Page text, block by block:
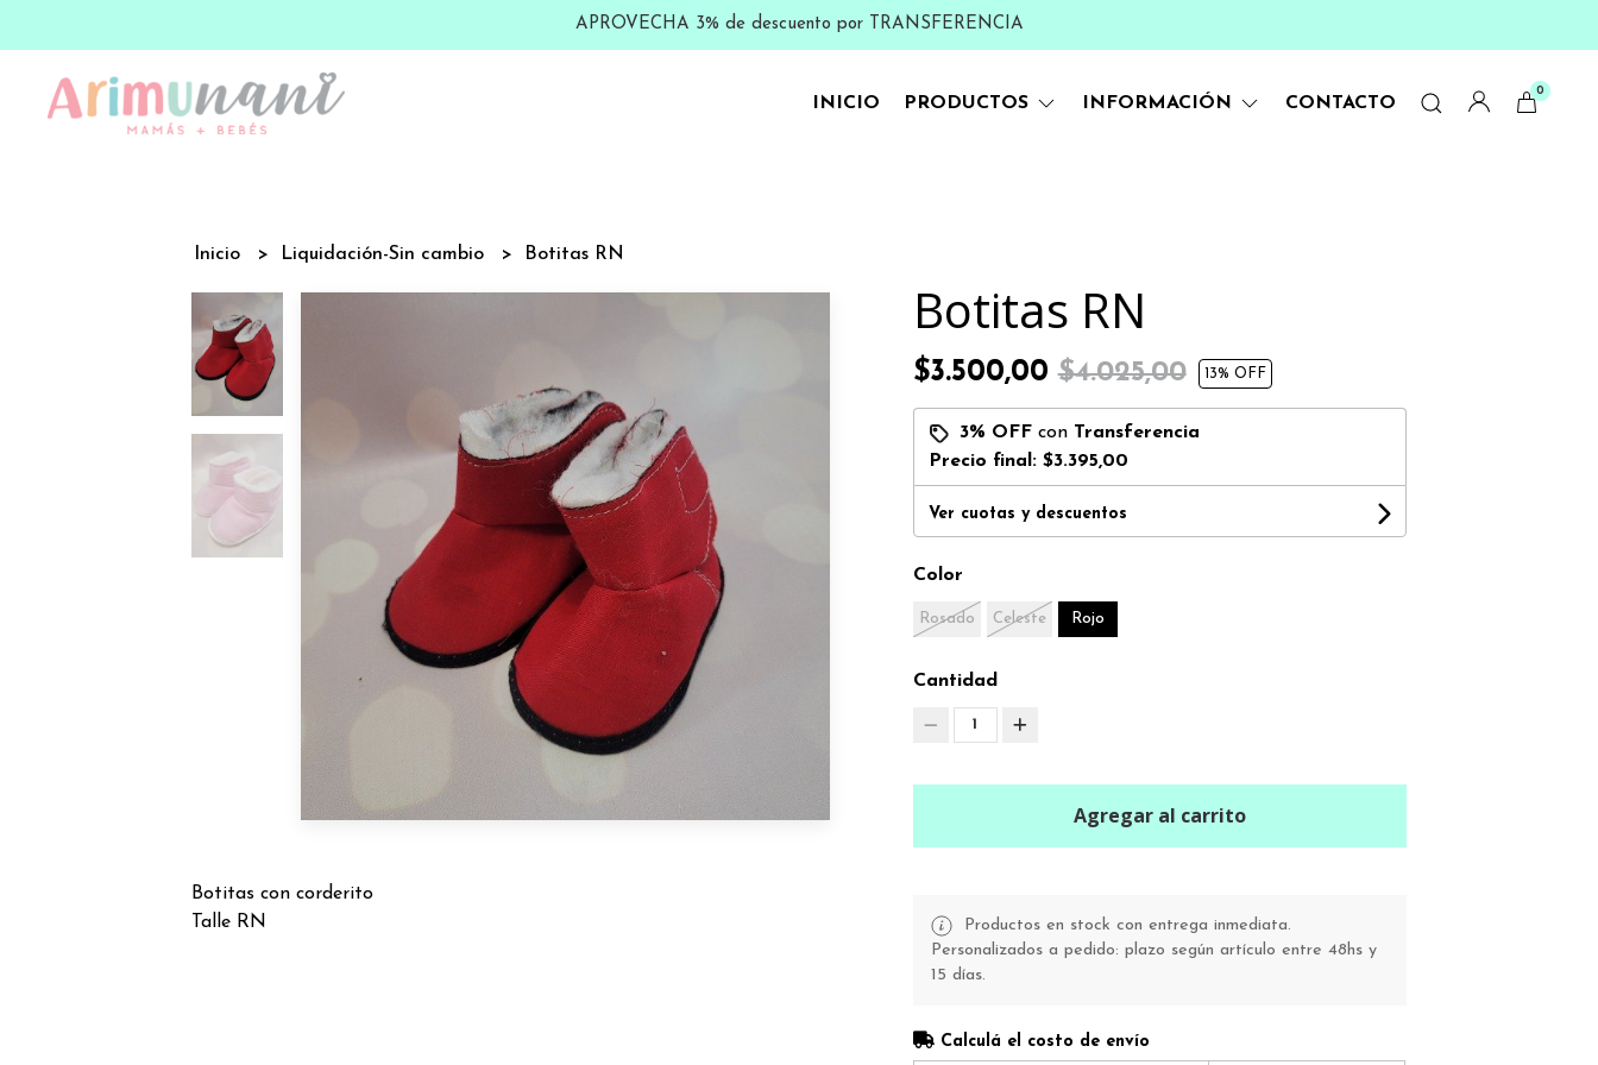
APROVECHA 3% de descuento por TRANSFERENCIA
INICIO PRODUCTOS INFORMACIÓN CONTACTO
0
Inicio Liquidación-Sin cambio Botitas RN
Botitas con corderito
Talle RN
Botitas RN
$3.500,00$4.025,00 13% OFF
3% OFFcon Transferencia
Precio final: $3.395,00
Ver cuotas y descuentos
Color
Rosado Celeste Rojo
Cantidad
1
Agregar al carrito
Productos en stock con entrega inmediata.
Personalizados a pedido: plazo según artículo entre 48hs y
15 días.
Calculá el costo de envío